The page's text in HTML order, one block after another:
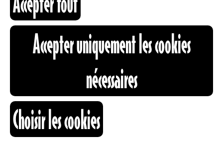
INFORMATIONS
CARTOGRAPHIE
RECHERCHE
HANABIE, REDZED
Un triple plateau concocté avec une
crème double fribourgeoise en
accueillant FVRIA et Scalpel. La
accompagnement c’est SUN et sa
brutal pop ! Maître mot du soir, faut
que ça gueule !
Accepter uniquement les cookies
nécessaires
Choisir les cookies